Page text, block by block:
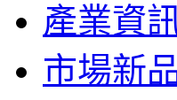
產業資
市場新